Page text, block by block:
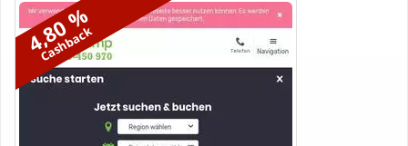
4,80 %
Cashback